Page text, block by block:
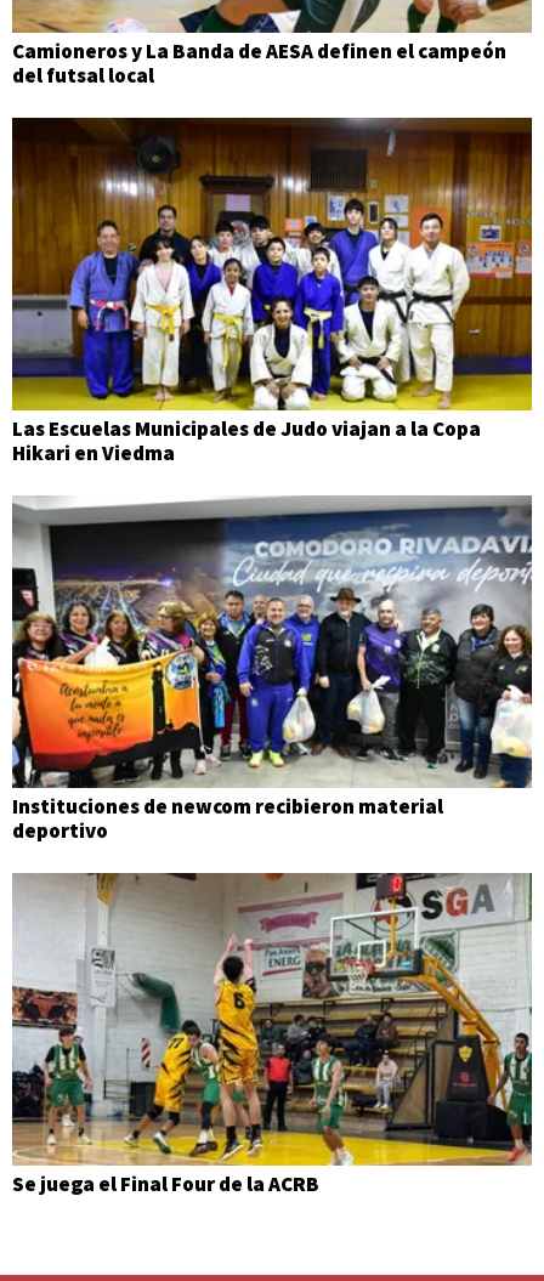
Camioneros y La Banda de AESA definen el campeón
del futsal local
Las Escuelas Municipales de Judo viajan a la Copa
Hikari en Viedma
Instituciones de newcom recibieron material
deportivo
Se juega el Final Four de la ACRB